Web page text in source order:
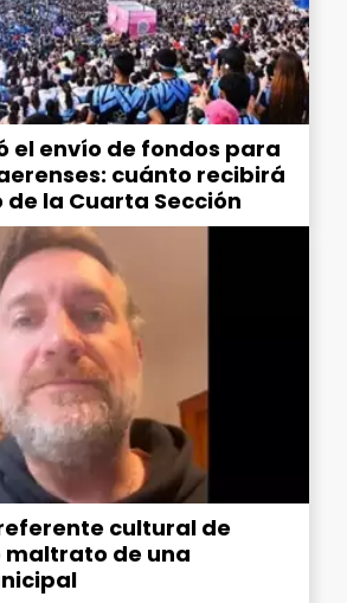
el envío de fondos para
cuánto recibirá
la Cuarta Sección
cultural de
maltrato de una